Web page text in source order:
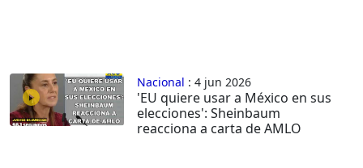
Nacional : 4 jun 2026
'EU quiere usar a México en sus
elecciones': Sheinbaum
reacciona a carta de AMLO